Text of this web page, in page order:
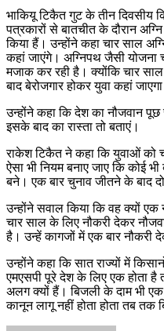
भाकियू टिकैत गुट के तीन दिवसीय
पत्रकारों से बातचीत के दौरान
किया हैं। उन्होंने कहा चार साल
कहां जाएंगे। अग्निपथ जैसी
मजाक कर रही है। क्योंकि चार
बाद बेरोजगार होकर युवा कहां
उन्होंने कहा कि देश का नौजवान पूछ
इसके बाद का रास्ता तो बताएं।
राकेश टिकैत ने कहा कि युवाओं को
ऐसा भी नियम बनाए जाए कि कोई
बने। एक बार चुनाव जीतने के बाद
उन्होंने सवाल किया कि वह क्यों
चार साल के लिए नौकरी देकर
है। उन्हें कागजों में एक बार नौकरी
उन्होंने कहा कि सात राज्यों में
एमएसपी पूरे देश के लिए एक होता है
अलग क्यों हैं। बिजली के दाम भी
कानून लागू नहीं होता होता तब तक